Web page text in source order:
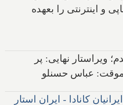
و اینترنتی را بعهده
ویراستار نهایی: پر
موقت: عباس حسنلو
کانادا - ایران استار